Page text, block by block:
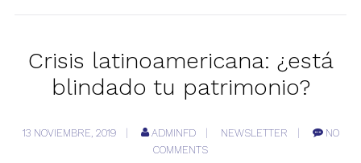
Crisis latinoamericana: ¿está
blindado tu patrimonio?
13 NOVIEMBRE, 2019 ADMINFD NEWSLETTER
NO
COMMENTS